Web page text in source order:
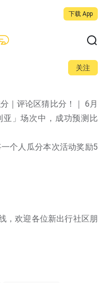
下载 App
关注
｜评论区猜比分！｜ 6月
亚」场次中，成功预测比
个人瓜分本次活动奖励5
，欢迎各位新出行社区朋